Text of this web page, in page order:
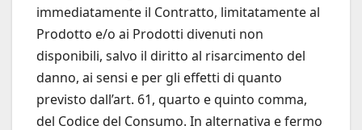
immediatamente il Contratto, limitatamente al
Prodotto e/o ai Prodotti divenuti non
disponibili, salvo il diritto al risarcimento del
danno, ai sensi e per gli effetti di quanto
previsto dall’art. 61, quarto e quinto comma,
del Codice del Consumo. In alternativa e fermo